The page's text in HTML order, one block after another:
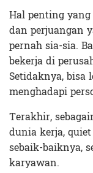
Hal penting
dan perjuangan
pernah sia-sia.
bekerja di
Setidaknya, bisa
menghadapi
Terakhir,
dunia kerja,
sebaik-baiknya,
karyawan.